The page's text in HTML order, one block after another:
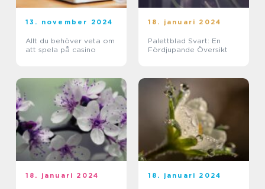
13. november 2024
Allt du behöver veta om
att spela på casino
18. januari 2024
Palettblad Svart: En
Fördjupande Översikt
18. januari 2024 18. januari 2024